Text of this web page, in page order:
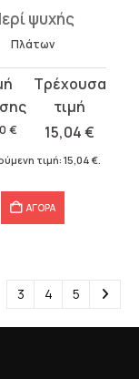
ψυχής
Πλάτων
€ 15,04€
τιμή: 15,04 €
ΑΓΟΡΑ
3 4 5